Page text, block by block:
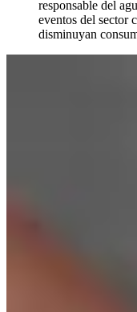
responsable del
eventos del sector
disminuyan